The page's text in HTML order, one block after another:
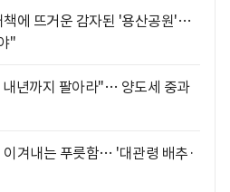
책에 뜨거운 감자된 '용산공원'…
"
내년까지 팔아라"… 양도세 중과
이겨내는 푸릇함… '대관령 배추·